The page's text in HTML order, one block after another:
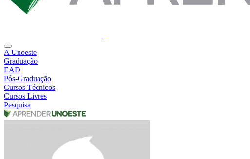
A Unoeste
Graduação
EAD
Pós-Graduação
Cursos Técnicos
Cursos Livres
Pesquisa